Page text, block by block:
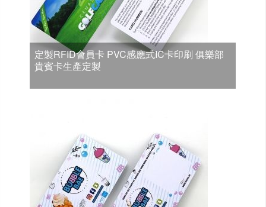
定製RFID會員卡 PVC感應式IC卡印刷 俱樂部
貴賓卡生產定製